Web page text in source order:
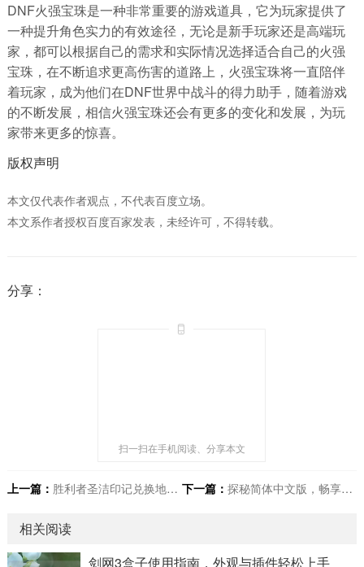
DNF火强宝珠是一种非常重要的游戏道具，它为玩家提供了
一种提升角色实力的有效途径，无论是新手玩家还是高端玩
家，都可以根据自己的需求和实际情况选择适合自己的火强
宝珠，在不断追求更高伤害的道路上，火强宝珠将一直陪伴
着玩家，成为他们在DNF世界中战斗的得力助手，随着游戏
的不断发展，相信火强宝珠还会有更多的变化和发展，为玩
家带来更多的惊喜。
版权声明
本文仅代表作者观点，不代表百度立场。
本文系作者授权百度百家发表，未经许可，不得转载。
分享：
扫一扫在手机阅读、分享本文
上一篇： 胜利者圣洁印记兑换地点全揭秘 下一篇： 探秘简体中文版，畅享热带刺激冒险之旅
相关阅读
剑网3盒子使用指南，外观与插件轻松上手